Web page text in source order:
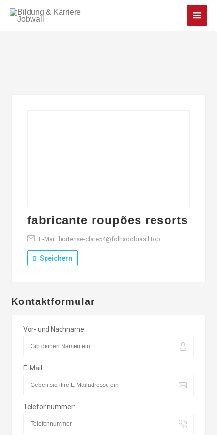
Main
fabricante roupões resorts
E-Mail: hortense-clare54@folhadobrasil.top
Speichern
Kontaktformular
Vor- und Nachname:
E-Mail:
Telefonnummer: